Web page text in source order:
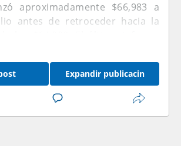
aproximadamente $66,983 a
antes de retroceder hacia la
Bitcoin después de que las
cayeran
en 23,000 en julio. Menores
de un endurecimiento adicional
Reserva Federal pueden apoyar
Expandir publicacin